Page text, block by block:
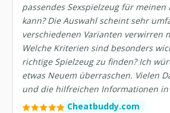
passendes Sexspielzeug für meinen
kann? Die Auswahl scheint sehr
verschiedenen Varianten verwirren
Welche Kriterien sind besonders
richtige Spielzeug zu finden? Ich
etwas Neuem überraschen. Vielen
und die hilfreichen Informationen
Cheatbuddy.com